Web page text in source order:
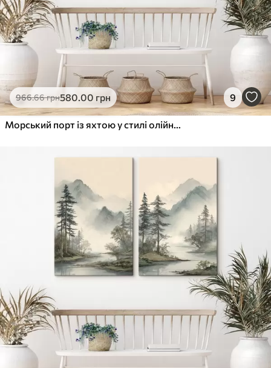
966.66грн580.00 грн 9
Морський порт із яхтою у стилі олійного живопису